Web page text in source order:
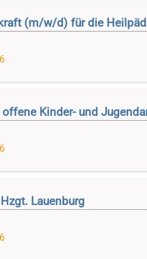
(m/w/d) für die
Kinder- und
Lauenburg